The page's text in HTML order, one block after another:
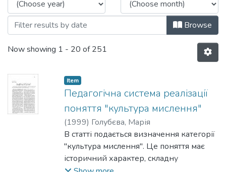
Browse
Now showing 1 - 20 of 251
Item
Педагогічна система реалізації
поняття "культура мислення"
(1999) Голубєва, Марія
В статті подається визначення категорії
"культура мислення". Це поняття має
історичний характер, складну